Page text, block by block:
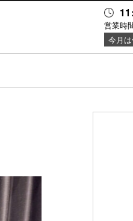
営業時
今月